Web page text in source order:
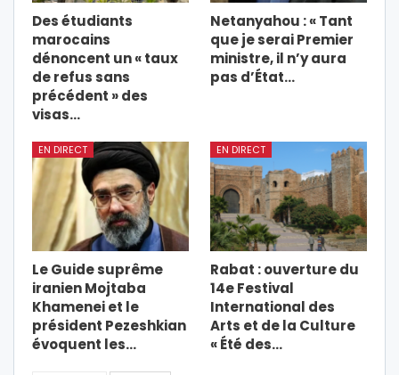
Des étudiants
marocains
dénoncent un « taux
de refus sans
précédent » des
visas…
Netanyahou : « Tant
que je serai Premier
ministre, il n’y aura
pas d’État…
EN DIRECT
Le Guide suprême
iranien Mojtaba
Khamenei et le
président Pezeshkian
évoquent les…
EN DIRECT
Rabat : ouverture du
14e Festival
International des
Arts et de la Culture
« Été des…